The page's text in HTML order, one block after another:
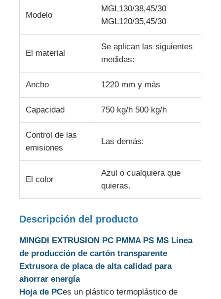
Contáctenos
Casos
línea de la protuberancia de la hoja del animal
Línea de extrusión de doble tornillo
Línea de extrusión de láminas multicapa
Línea de producción de chapa
Línea de extrusión de hojas PMMA GPPS
Modelo
MGL130/38,45/30
MGL120/35,45/30
El material
Se aplican las siguientes
medidas:
Ancho 1220 mm y más
Capacidad 750 kg/h 500 kg/h
Control de las
emisiones
Las demás:
El color
Azul o cualquiera que
quieras.
Descripción del producto
MINGDI EXTRUSION PC PMMA PS MS Línea
de producción de cartón transparente
Extrusora de placa de alta calidad para
ahorrar energía
Hoja de PCes un plástico termoplástico de